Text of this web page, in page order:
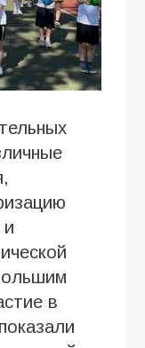
и
в